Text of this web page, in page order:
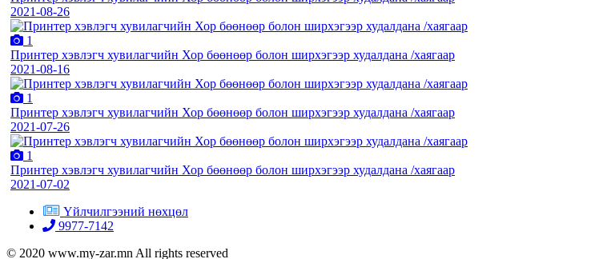
2021-08-26
1
Принтер хэвлэгч хувилагчийн Хор бөөнөөр болон ширхэгээр худалдана /хаягаар
2021-08-16
1
Принтер хэвлэгч хувилагчийн Хор бөөнөөр болон ширхэгээр худалдана /хаягаар
2021-07-26
1
Принтер хэвлэгч хувилагчийн Хор бөөнөөр болон ширхэгээр худалдана /хаягаар
2021-07-02
Үйлчилгээний нөхцөл
9977-7142
© 2020 www.my-zar.mn All rights reserved